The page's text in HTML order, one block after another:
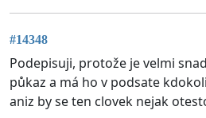
#14348
Podepisuji, protože je velmi
půkaz a má ho v podsate
aniz by se ten clovek nejak